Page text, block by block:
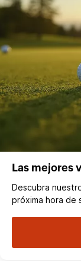
Las mejores
Descubra
próxima hora de